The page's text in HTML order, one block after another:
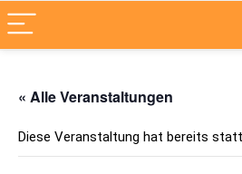
« Alle Veranstaltungen
Diese Veranstaltung hat bereits